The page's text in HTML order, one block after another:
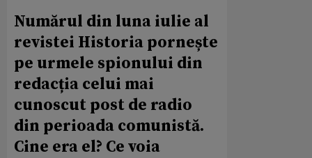
Numărul din luna iulie al
revistei Historia pornește
pe urmele spionului din
redacția celui mai
cunoscut post de radio
din perioada comunistă.
Cine era el? Ce voia